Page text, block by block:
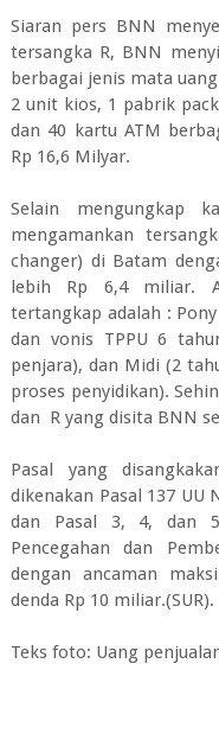
Siaran pers BNN
tersangka R, BNN
berbagai jenis mata
2 unit kios, 1 pabrik
dan 40 kartu ATM
Rp 16,6 Milyar.
Selain mengungkap
mengamankan
changer) di Batam
lebih Rp 6,4 miliar.
tertangkap adalah :
dan vonis TPPU 6
penjara), dan Midi (2
proses penyidikan).
dan R yang disita BNN
Pasal yang
dikenakan Pasal 137 UU
dan Pasal 3, 4, dan
Pencegahan dan
dengan ancaman
denda Rp 10 miliar.(SUR).
Teks foto: Uang